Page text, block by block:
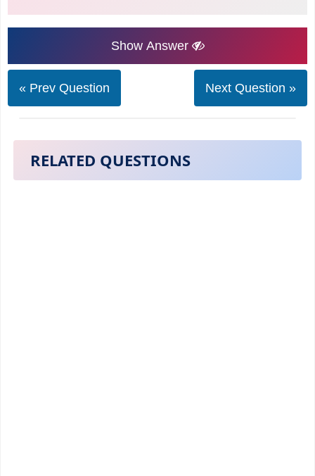
Show Answer
« Prev Question Next Question »
RELATED QUESTIONS